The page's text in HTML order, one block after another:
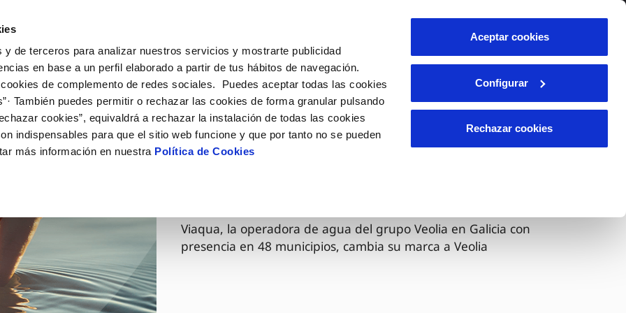
y de terceros para analizar nuestros servicios y mostrarte publicidad
en base a un perfil elaborado a partir de tus hábitos de navegación.
de complemento de redes sociales. Puedes aceptar todas las cookies
También puedes permitir o rechazar las cookies de forma granular pulsando
cookies”, equivaldrá a rechazar la instalación de todas las cookies
indispensables para que el sitio web funcione y que por tanto no se pueden
más información en nuestra Política de Cookies
Aceptar cookies
Configurar
Rechazar cookies
de titular
de suministro
MODIFICACIÓN DE DATOS
Actualizar datos bancarios
Actualizar datos de domicilio
INCIDENCIAS
Comunica anomalías o posibles
VER TODAS LAS GESTIONES
Tu Servicio
AL CLIENTE
de contacto
de fuga interior
COMPROMISO DE SERVICIO
Carta de compromisos
Customer Counsel (Defensa del
Programa CONTIGO
Tu Agua
calidad del agua
CUIDADOS DEL AGUA
Consejos de ahorro
Cuidados de los sumideros
Conócenos
COMPROMISOS
ambiente
Área de clientes
03 DIC 2025
Viaqua, la operadora de agua del grupo Veolia en Galicia con
presencia en 48 municipios, cambia su marca a Veolia